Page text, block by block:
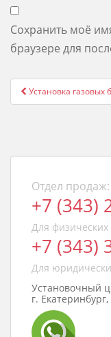
Сохранить моё
браузере для
Post
navigation
Установка газовых
Отдел продаж:
+7 (343)
Для
+7 (343)
Для
Установочный
г.